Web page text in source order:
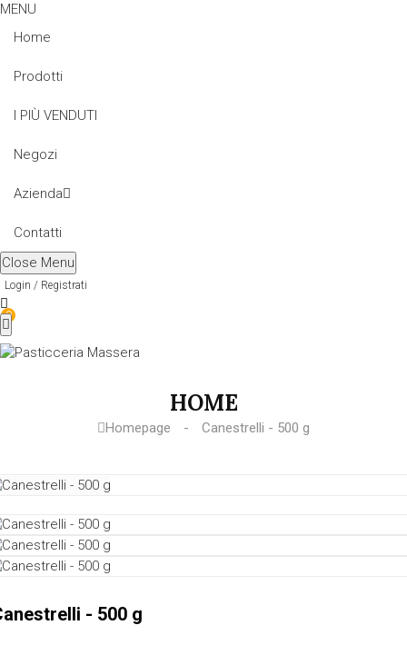
MENU
Home
Prodotti
I PIÙ VENDUTI
Negozi
Azienda
Contatti
Close Menu
Login / Registrati
0
HOME
Homepage Canestrelli - 500 g
- 500 g